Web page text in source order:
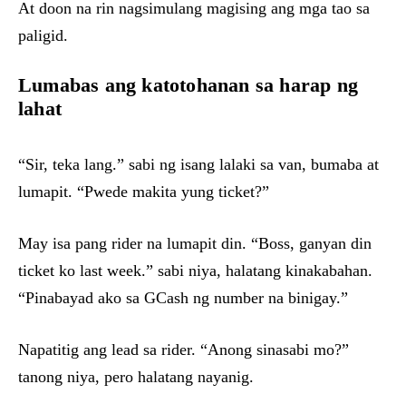
At doon na rin nagsimulang magising ang mga tao sa
paligid.
Lumabas ang katotohanan sa harap ng
lahat
“Sir, teka lang.” sabi ng isang lalaki sa van, bumaba at
lumapit. “Pwede makita yung ticket?”
May isa pang rider na lumapit din. “Boss, ganyan din
ticket ko last week.” sabi niya, halatang kinakabahan.
“Pinabayad ako sa GCash ng number na binigay.”
Napatitig ang lead sa rider. “Anong sinasabi mo?”
tanong niya, pero halatang nayanig.